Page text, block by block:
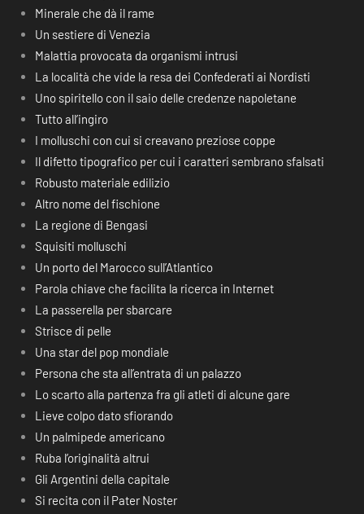
Minerale che dà il rame
Un sestiere di Venezia
Malattia provocata da organismi intrusi
La località che vide la resa dei Confederati ai Nordisti
Uno spiritello con il saio delle credenze napoletane
Tutto all’ingiro
I molluschi con cui si creavano preziose coppe
Il difetto tipografico per cui i caratteri sembrano sfalsati
Robusto materiale edilizio
Altro nome del fischione
La regione di Bengasi
Squisiti molluschi
Un porto del Marocco sull’Atlantico
Parola chiave che facilita la ricerca in Internet
La passerella per sbarcare
Strisce di pelle
Una star del pop mondiale
Persona che sta all’entrata di un palazzo
Lo scarto alla partenza fra gli atleti di alcune gare
Lieve colpo dato sfiorando
Un palmipede americano
Ruba l’originalità altrui
Gli Argentini della capitale
Si recita con il Pater Noster